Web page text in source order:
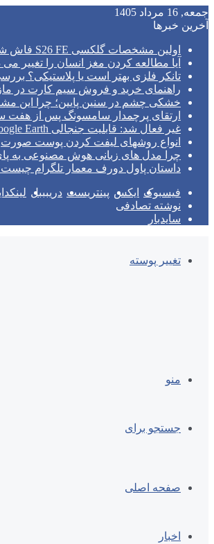
جمعه, 16 مرداد 1405
آخرین خبرها
اولین مشخصات گلکسی S26 FE فاش شد!
آیا مطالعه کردن مغز انسان را تغییر می‌
تانکر فلزی بهتر است یا پلاستیکی؟
راهنمای خرید و فروش سیم کارت در
خشکی چشم در سنین پایین؛ چرا این
ارتقای پرچمدار سامسونگ پس از هفت
غیر فعال شد: قابلیت جنجالی Google Earth پس از یک روز!
انواع روشهای لیفت کردن پوست صورت
چرا مدل‌ های زبانی هوش مصنوعی به
داستان پاول دورف معمار تلگرام
فیسبوک ایکس پینتریست دریبببل
نوشته تصادفی
سایدبار
تغییر پوسته
منو
جستجو برای
صفحه اصلی
اخبار